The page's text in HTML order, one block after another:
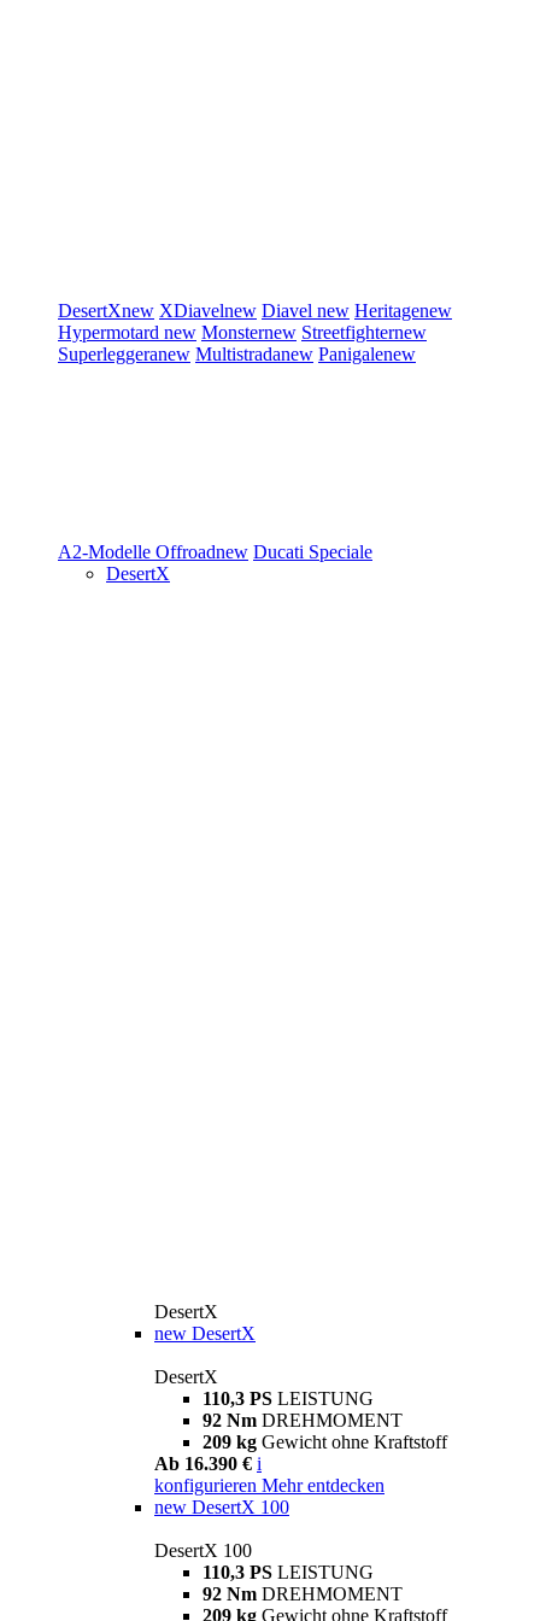
DesertXnew XDiavelnew Diavel new Heritagenew
Hypermotard new Monsternew Streetfighternew
Superleggeranew Multistradanew Panigalenew
A2-Modelle Offroadnew Ducati Speciale
DesertX
DesertX
new DesertX
DesertX
110,3 PS LEISTUNG
92 Nm DREHMOMENT
209 kg Gewicht ohne Kraftstoff
Ab 16.390 € i
konfigurieren Mehr entdecken
new DesertX 100
DesertX 100
110,3 PS LEISTUNG
92 Nm DREHMOMENT
209 kg Gewicht ohne Kraftstoff